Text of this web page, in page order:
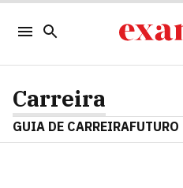
Carreira
GUIA DE CARREIRA